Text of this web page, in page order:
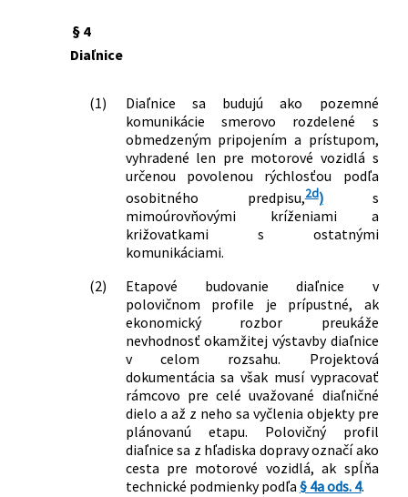
§ 4
Diaľnice
(1)
Diaľnice sa budujú ako pozemné
komunikácie smerovo rozdelené s
obmedzeným pripojením a prístupom,
vyhradené len pre motorové vozidlá s
určenou povolenou rýchlosťou podľa
osobitného predpisu,2d)s
mimoúrovňovými kríženiami a
križovatkami s ostatnými
komunikáciami.
(2)
Etapové budovanie diaľnice v
polovičnom profile je prípustné, ak
ekonomický rozbor preukáže
nevhodnosť okamžitej výstavby diaľnice
v celom rozsahu. Projektová
dokumentácia sa však musí vypracovať
rámcovo pre celé uvažované diaľničné
dielo a až z neho sa vyčlenia objekty pre
plánovanú etapu. Polovičný profil
diaľnice sa z hľadiska dopravy označí ako
cesta pre motorové vozidlá, ak spĺňa
technické podmienky podľa § 4a ods. 4.